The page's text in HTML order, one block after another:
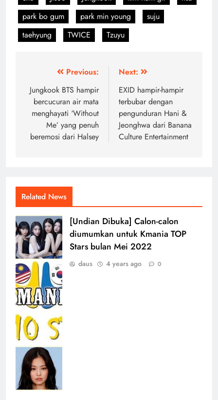
park bo gum
park min young
suju
taehyung
TWICE Tzuyu
navigation
Previous:
Jungkook BTS hampir
bercucuran air mata
menghayati ‘Without
Me’ yang penuh
beremosi dari Halsey
Next:
EXID hampir-hampir
terbubar dengan
pengunduran Hani &
Jeonghwa dari Banana
Culture Entertainment
Related News
[Undian Dibuka] Calon-calon
diumumkan untuk Kmania TOP
Stars bulan Mei 2022
daus 4 years ago 0